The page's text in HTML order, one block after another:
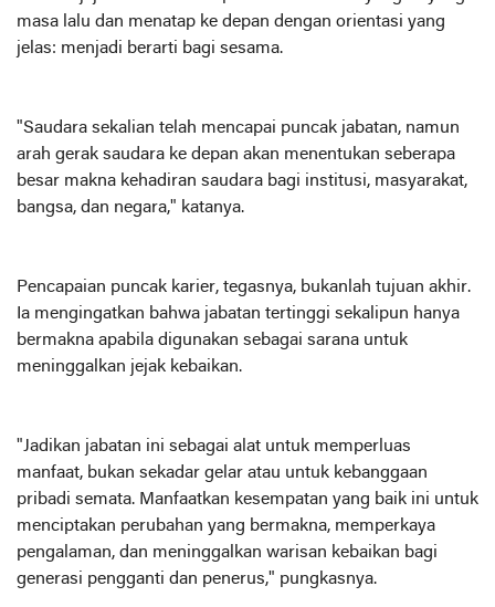
masa lalu dan menatap ke depan dengan orientasi yang
jelas: menjadi berarti bagi sesama.
"Saudara sekalian telah mencapai puncak jabatan, namun
arah gerak saudara ke depan akan menentukan seberapa
besar makna kehadiran saudara bagi institusi, masyarakat,
bangsa, dan negara," katanya.
Pencapaian puncak karier, tegasnya, bukanlah tujuan akhir.
Ia mengingatkan bahwa jabatan tertinggi sekalipun hanya
bermakna apabila digunakan sebagai sarana untuk
meninggalkan jejak kebaikan.
"Jadikan jabatan ini sebagai alat untuk memperluas
manfaat, bukan sekadar gelar atau untuk kebanggaan
pribadi semata. Manfaatkan kesempatan yang baik ini untuk
menciptakan perubahan yang bermakna, memperkaya
pengalaman, dan meninggalkan warisan kebaikan bagi
generasi pengganti dan penerus," pungkasnya.